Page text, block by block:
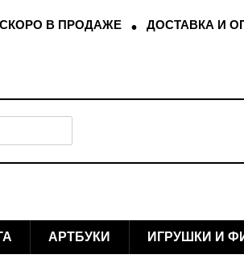
СКОРО В ПРОДАЖЕ ДОСТАВКА И
АРТБУКИ ИГРУШКИ И